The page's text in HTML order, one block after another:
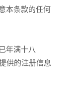
本条款的任何
年满十八
供的注册信息